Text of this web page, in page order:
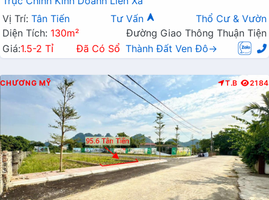
Vị Trí: Tân Tiến Tư Vấn
Thổ Cư & Vườn
Diện Tích: 130m²
Đường Giao Thông Thuận Tiện
Giá:1.5-2 Tỉ Đã Có Sổ Thành Đất Ven Đô→
CHƯƠNG MỸ T.B 2184